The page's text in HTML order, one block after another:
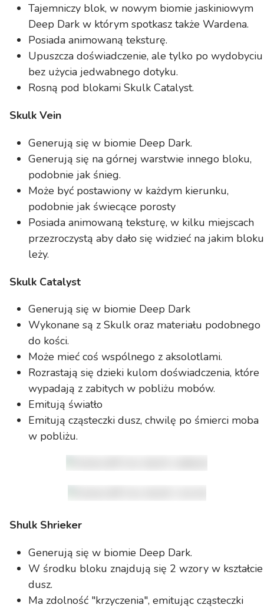
Tajemniczy blok, w nowym biomie jaskiniowym
Deep Dark w którym spotkasz także Wardena.
Posiada animowaną teksturę.
Upuszcza doświadczenie, ale tylko po wydobyciu
bez użycia jedwabnego dotyku.
Rosną pod blokami Skulk Catalyst.
Skulk Vein
Generują się w biomie Deep Dark.
Generują się na górnej warstwie innego bloku,
podobnie jak śnieg.
Może być postawiony w każdym kierunku,
podobnie jak świecące porosty
Posiada animowaną teksturę, w kilku miejscach
przezroczystą aby dało się widzieć na jakim bloku
leży.
Skulk Catalyst
Generują się w biomie Deep Dark
Wykonane są z Skulk oraz materiału podobnego
do kości.
Może mieć coś wspólnego z aksolotlami.
Rozrastają się dzieki kulom doświadczenia, które
wypadają z zabitych w pobliżu mobów.
Emitują światło
Emitują cząsteczki dusz, chwilę po śmierci moba
w pobliżu.
Shulk Shrieker
Generują się w biomie Deep Dark.
W środku bloku znajdują się 2 wzory w kształcie
dusz.
Ma zdolność "krzyczenia", emitując cząsteczki